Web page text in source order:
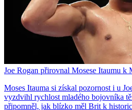
Joe Rogan přirovnal Mosese Itaumu k
Moses Itauma si získal pozornost i u
vyzdvihl rychlost mladého bojovníka
připomněl, jak blízko měl Brit k